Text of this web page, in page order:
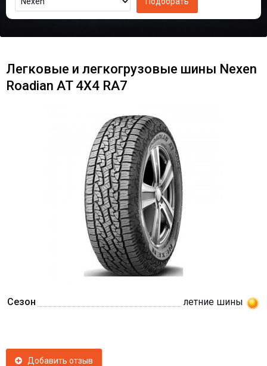
Легковые и легкогрузовые шины Nexen
Roadian AT 4X4 RA7
Сезон летние шины
Добавить отзыв